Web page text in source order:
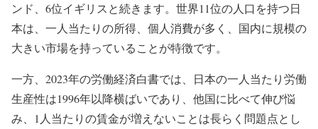
ンド、6位イギリスと続きます。世界11位の人口を持つ日
本は、一人当たりの所得、個人消費が多く、国内に規模の
大きい市場を持っていることが特徴です。
一方、2023年の労働経済白書では、日本の一人当たり労働
生産性は1996年以降横ばいであり、他国に比べて伸び悩
み、1人当たりの賃金が増えないことは長らく問題点とし